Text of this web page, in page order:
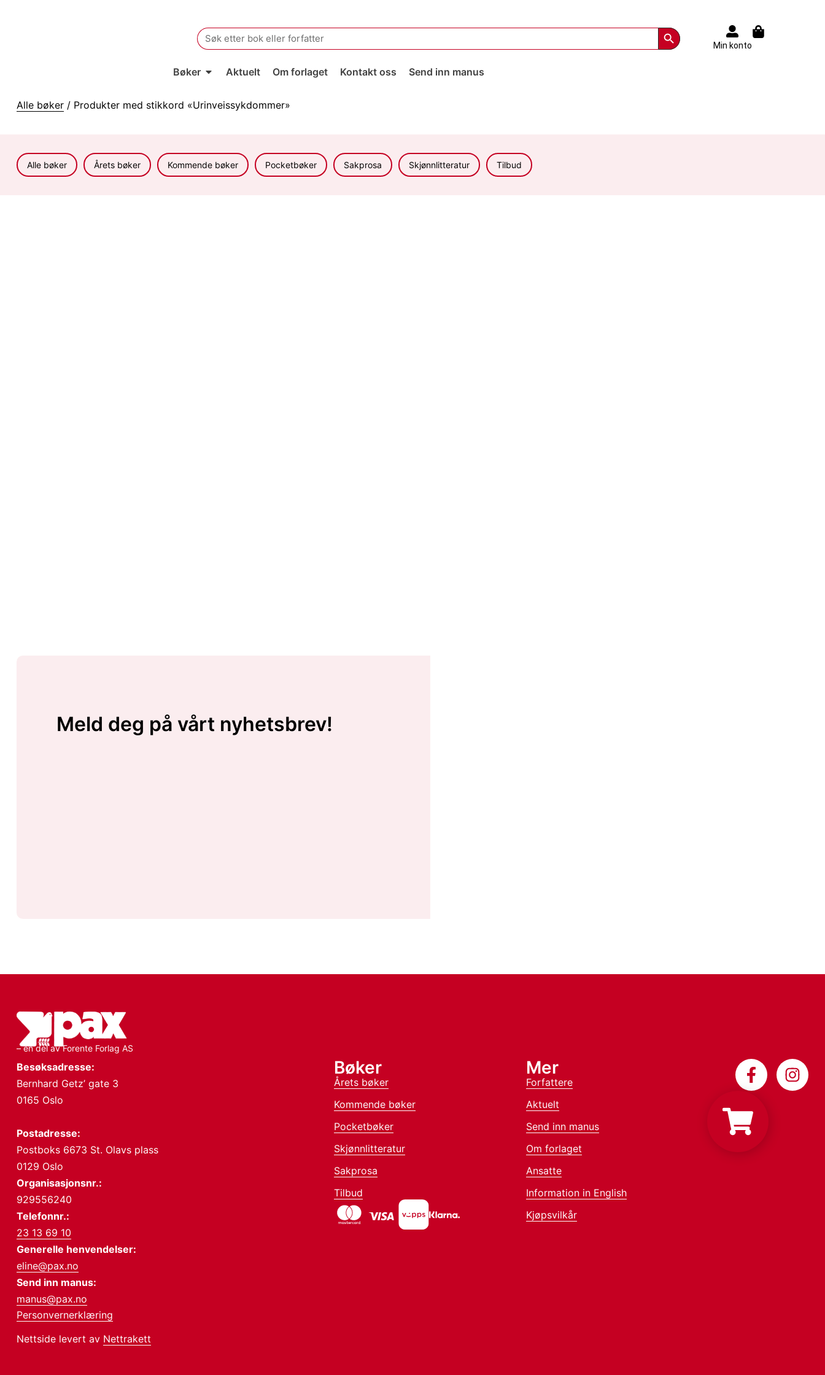
Search
for:
Search Button
Min konto
Bøker Aktuelt Om forlaget Kontakt oss Send inn manus
Alle bøker / Produkter med stikkord «Urinveissykdommer»
Alle bøker Årets bøker Kommende bøker Pocketbøker Sakprosa Skjønnlitteratur Tilbud
Meld deg på vårt nyhetsbrev!
– en del av Forente Forlag AS
Besøksadresse:
Bernhard Getz’ gate 3
0165 Oslo
Postadresse:
Postboks 6673 St. Olavs plass
0129 Oslo
Organisasjonsnr.:
929556240
Telefonnr.:
23 13 69 10
Generelle henvendelser:
eline@pax.no
Send inn manus:
manus@pax.no
Personvernerklæring
Nettside levert av Nettrakett
Bøker
Årets bøker
Kommende bøker
Pocketbøker
Skjønnlitteratur
Sakprosa
Tilbud
Mer
Forfattere
Aktuelt
Send inn manus
Om forlaget
Ansatte
Information in English
Kjøpsvilkår